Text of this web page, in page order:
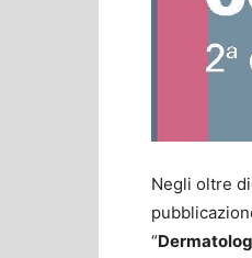
Negli oltre
“